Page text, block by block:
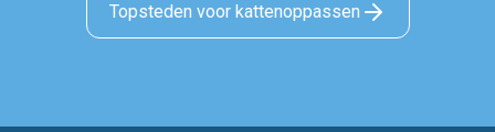
Topsteden voor kattenoppassen